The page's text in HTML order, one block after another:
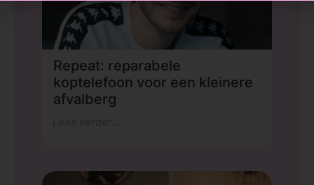
Repeat: reparabele
koptelefoon voor een kleinere
afvalberg